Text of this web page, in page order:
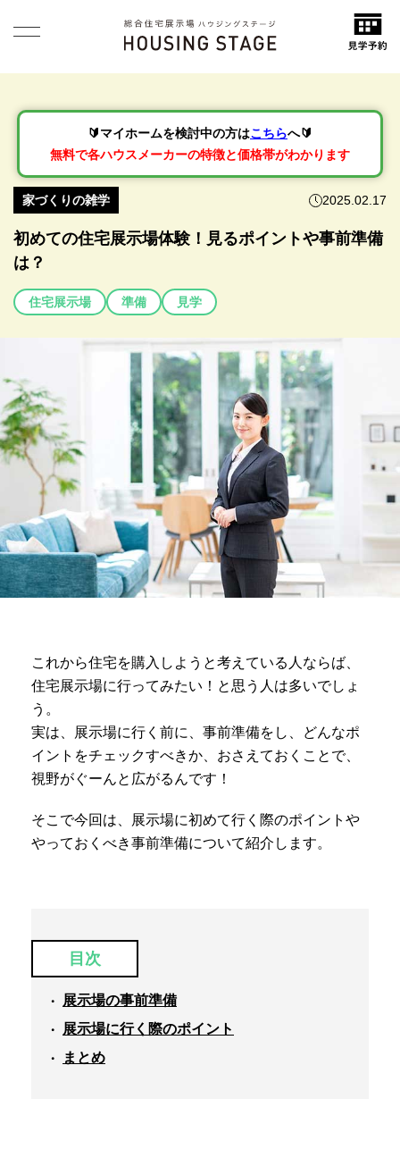
🔰マイホームを検討中の方はこちらへ🔰
無料で各ハウスメーカーの特徴と価格帯がわかります
家づくりの雑学 2025.02.17
初めての住宅展示場体験！見るポイントや事前準備
は？
住宅展示場 準備 見学
これから住宅を購入しようと考えている人ならば、
住宅展示場に行ってみたい！と思う人は多いでしょ
う。
実は、展示場に行く前に、事前準備をし、どんなポ
イントをチェックすべきか、おさえておくことで、
視野がぐーんと広がるんです！
そこで今回は、展示場に初めて行く際のポイントや
やっておくべき事前準備について紹介します。
目次
展示場の事前準備
展示場に行く際のポイント
まとめ